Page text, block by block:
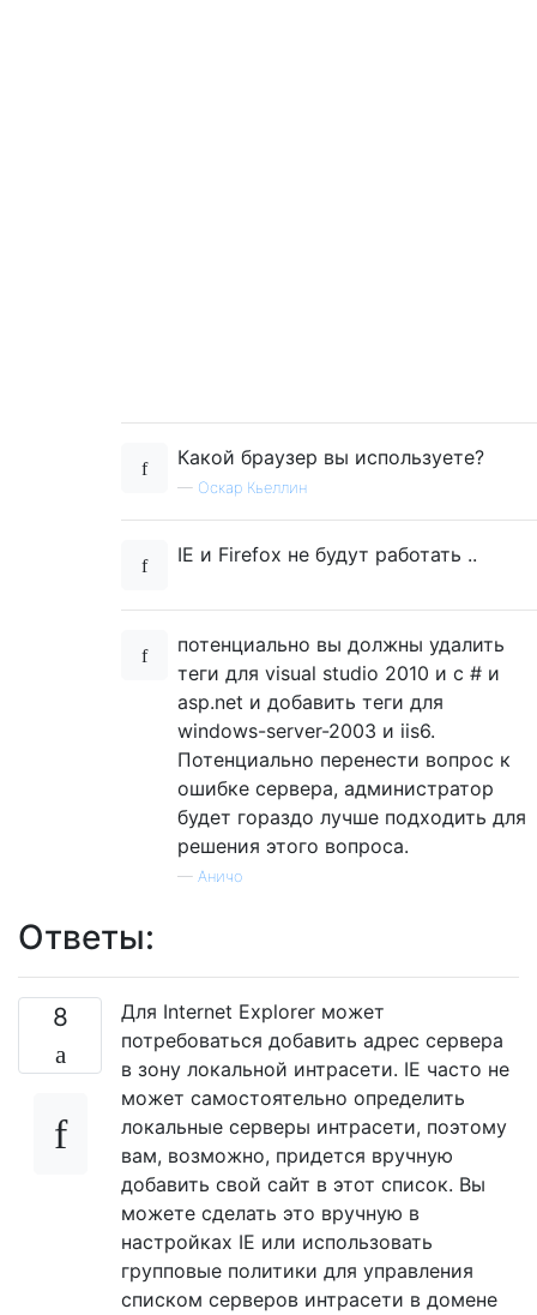
Какой браузер вы используете?
— Оскар Кьеллин
IE и Firefox не будут работать ..
потенциально вы должны удалить
теги для visual studio 2010 и c # и
asp.net и добавить теги для
windows-server-2003 и iis6.
Потенциально перенести вопрос к
ошибке сервера, администратор
будет гораздо лучше подходить для
решения этого вопроса.
— Аничо
Ответы:
8
Для Internet Explorer может
потребоваться добавить адрес сервера
в зону локальной интрасети. IE часто не
может самостоятельно определить
локальные серверы интрасети, поэтому
вам, возможно, придется вручную
добавить свой сайт в этот список. Вы
можете сделать это вручную в
настройках IE или использовать
групповые политики для управления
списком серверов интрасети в домене